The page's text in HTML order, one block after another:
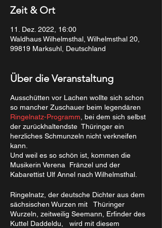
Zeit & Ort
11. Dez. 2022, 16:00
Waldhaus Wilhelmsthal, Wilhelmsthal 20,
99819 Marksuhl, Deutschland
Über die Veranstaltung
Ausschütten vor Lachen wollte sich schon
so mancher Zuschauer beim legendären
Ringelnatz-Programm , bei dem sich selbst
der zurückhaltendste Thüringer ein
herzliches Schmunzeln nicht verkneifen
kann.
Und weil es so schön ist, kommen die
Musikerin Verena Fränzel und der
Kabarettist Ulf Annel nach Wilhelmsthal.
Ringelnatz, der deutsche Dichter aus dem
sächsischen Wurzen mit Thüringer
Wurzeln, zeitweilig Seemann, Erfinder des
Kuttel Daddeldu, wird mit diesem